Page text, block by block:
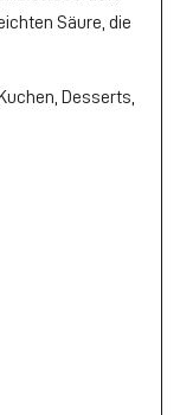
Säure, die
Desserts,